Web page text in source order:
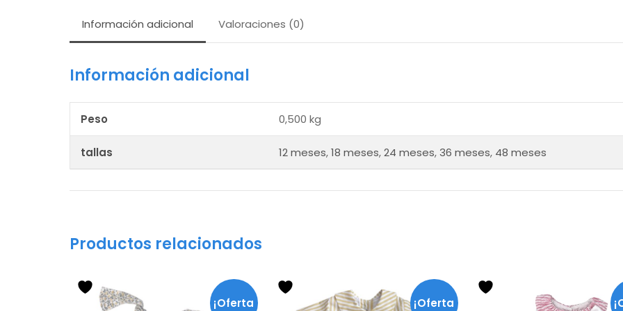
Información adicional Valoraciones (0)
Información adicional
Peso 0,500 kg
tallas 12 meses,18 meses,24 meses,36 meses, 48 meses
Productos relacionados
¡Oferta
producto
¡Oferta
producto
producto